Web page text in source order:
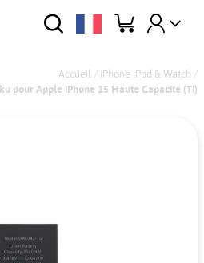
Accueil / iPhone iPod & Watch /
pour Apple iPhone 15 Haute Capacité (Ti)